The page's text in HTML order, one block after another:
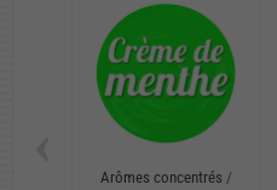
Arômes concentrés /